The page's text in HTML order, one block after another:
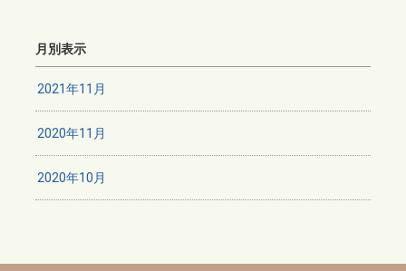
月別表示
2021年11月
2020年11月
2020年10月